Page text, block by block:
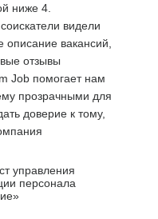
ниже 4.
видели
описание вакансий,
отзывы
Job помогает нам
прозрачными для
доверие к тому,
управления
персонала